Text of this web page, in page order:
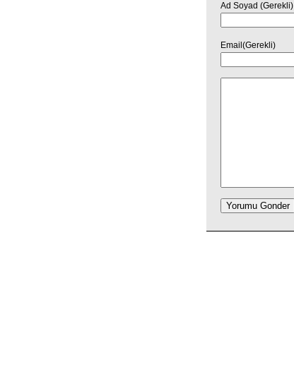
Ad Soyad (Gerekli)
Email(Gerekli)